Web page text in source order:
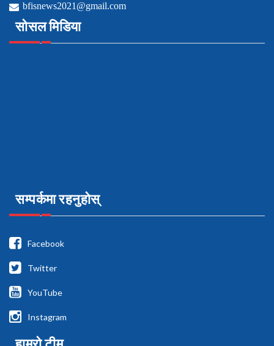
bfisnews2021@gmail.com
सोसल मिडिया
सम्पर्कमा रहनुहोस्
Facebook
Twitter
YouTube
Instagram